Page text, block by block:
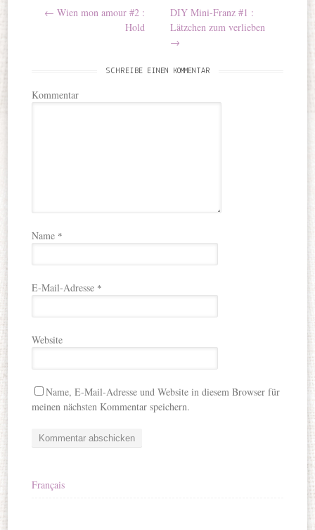
Post navigation
← Wien mon amour #2 :
Hold
DIY Mini-Franz #1 :
Lätzchen zum verlieben
→
SCHREIBE EINEN KOMMENTAR
Kommentar
Name *
E-Mail-Adresse *
Website
Name, E-Mail-Adresse und Website in diesem Browser für
meinen nächsten Kommentar speichern.
Français